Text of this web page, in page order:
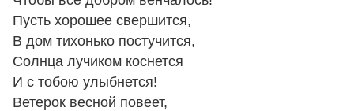
Пусть хорошее свершится,
В дом тихонько постучится,
Солнца лучиком коснется
И с тобою улыбнется!
Ветерок весной повеет,